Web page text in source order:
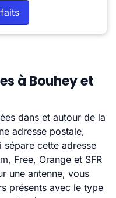
à Bouhey et
dans et autour de la
adresse postale,
cette adresse
Free, Orange et SFR
une antenne, vous
présents avec le type